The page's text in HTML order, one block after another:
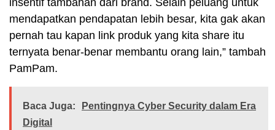
mendapatkan pendapatan lebih besar, kita gak akan
pernah tau kapan link produk yang kita share itu
ternyata benar-benar membantu orang lain,” tambah
PamPam.
Baca Juga:
Pentingnya Cyber Security dalam Era
Digital